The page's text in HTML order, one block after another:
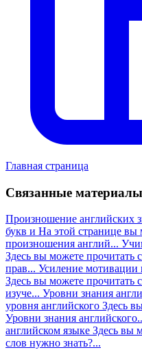
Главная страница
Связанные материалы
Произношение английских
букв и На этой странице вы
произношения англий...
Здесь вы можете
прав... Усиление мотивации
Здесь вы можете прочитать
изуче... Уровни знания
уровня английского Здесь
Уровни знания
английском языке Здесь вы
слов нужно знать?...